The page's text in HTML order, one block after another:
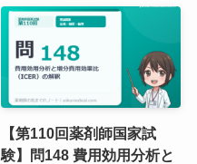
【第110回薬剤師国家試
験】問148 費用効用分析と